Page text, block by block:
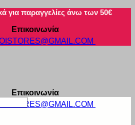
για παραγγελίες άνω των 50€
Επικοινωνία
Επικοινωνία